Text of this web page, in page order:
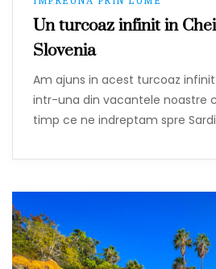
Un turcoaz infinit in
Slovenia
Am ajuns in acest turcoaz
intr-una din vacantele noastre
timp ce ne indreptam spre